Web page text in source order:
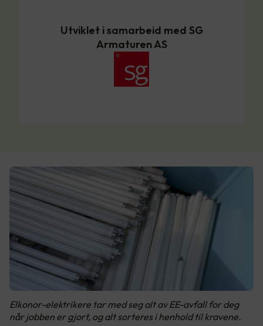
Utviklet i samarbeid med SG
Armaturen AS
Elkonor-elektrikere tar med seg alt av EE-avfall for deg
når jobben er gjort, og alt sorteres i henhold til kravene.